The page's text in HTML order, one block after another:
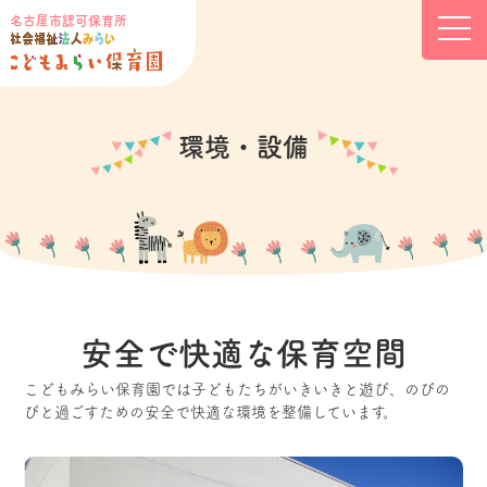
名古屋市認可保育所
環境・設備
安全で快適な保育空間
こどもみらい保育園では子どもたちがいきいきと遊び、
のびの
びと過ごすための安全で快適な環境を整備しています。